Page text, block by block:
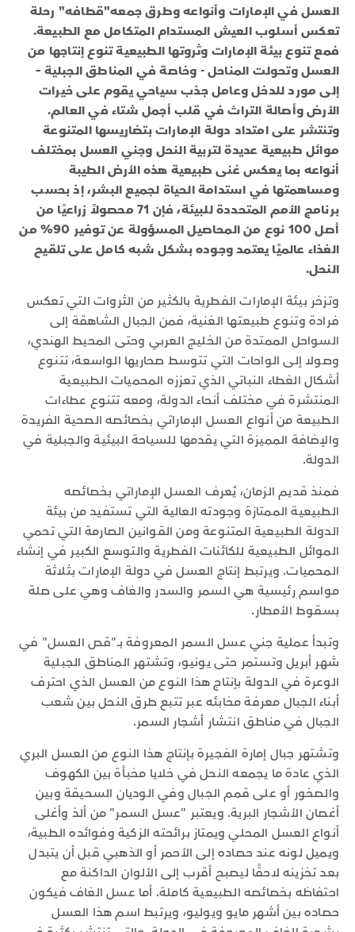
العسل في الإمارات وأنواعه وطرق جمعه"قطافه" رحلة
تعكس أسلوب العيش المستدام المتكامل مع الطبيعة.
فمع تنوع بيئة الإمارات وثروتها الطبيعية تنوع إنتاجها من
العسل وتحولت المناحل - وخاصة في المناطق الجبلية –
إلى مورد للدخل وعامل جذب سياحي يقوم على خيرات
الأرض وأصالة التراث في قلب أجمل شتاء في العالم.
وتنتشر على امتداد دولة الإمارات بتضاريسها المتنوعة
موائل طبيعية عديدة لتربية النحل وجني العسل بمختلف
أنواعه بما يعكس غنى طبيعية هذه الأرض الطيبة
ومساهمتها في استدامة الحياة لجميع البشر، إذ بحسب
برنامج الأمم المتحددة للبيئة، فإن 71 محصولاً زراعيًا من
أصل 100 نوع من المحاصيل المسؤولة عن توفير 90% من
الغذاء عالميًا يعتمد وجوده بشكل شبه كامل على تلقيح
النحل.
وتزخر بيئة الإمارات الفطرية بالكثير من الثروات التي تعكس
فرادة وتنوع طبيعتها الغنية، فمن الجبال الشاهقة إلى
السواحل الممتدة من الخليج العربي وحتى المحيط الهندي،
وصولا إلى الواحات التي تتوسط صحاريها الواسعة، تتنوع
أشكال الغطاء النباتي الذي تعززه المحميات الطبيعية
المنتشرة في مختلف أنحاء الدولة، ومعه تتنوع عطاءات
الطبيعة من أنواع العسل الإماراتي بخصائصه الصحية الفريدة
والإضافة المميزة التي يقدمها للسياحة البيئية والجبلية في
الدولة.
فمنذ قديم الزمان، يُعرف العسل الإماراتي بخصائصه
الطبيعية الممتازة وجودته العالية التي تستفيد من بيئة
الدولة الطبيعية المتنوعة ومن القوانين الصارمة التي تحمي
الموائل الطبيعية للكائنات الفطرية والتوسع الكبير في إنشاء
المحميات. ويرتبط إنتاج العسل في دولة الإمارات بثلاثة
مواسم رئيسية هي السمر والسدر والغاف وهي على صلة
بسقوط الأمطار.
وتبدأ عملية جني عسل السمر المعروفة بـ"قص العسل" في
شهر أبريل وتستمر حتى يونيو، وتشتهر المناطق الجبلية
الوعرة في الدولة بإنتاج هذا النوع من العسل الذي احترف
أبناء الجبال معرفة مخابئه عبر تتبع طرق النحل بين شعب
الجبال في مناطق انتشار أشجار السمر.
وتشتهر جبال إمارة الفجيرة بإنتاج هذا النوع من العسل البري
الذي عادة ما يجمعه النحل في خلايا مخبأة بين الكهوف
والصخور أو على قمم الجبال وفي الوديان السحيقة وبين
أغصان الأشجار البرية. ويعتبر "عسل السمر" من ألذ وأغلى
أنواع العسل المحلي ويمتاز برائحته الزكية وفوائده الطبية،
ويميل لونه عند حصاده إلى الأحمر أو الذهبي قبل أن يتبدل
بعد تخزينه لاحقًا ليصبح أقرب إلى الألوان الداكنة مع
احتفاظه بخصائصه الطبيعية كاملة. أما عسل الغاف فيكون
حصاده بين أشهر مايو ويوليو، ويرتبط اسم هذا العسل